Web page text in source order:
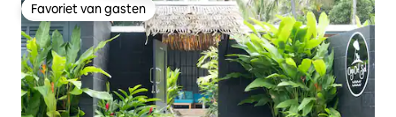
Favoriet van gasten
Favoriet van gasten